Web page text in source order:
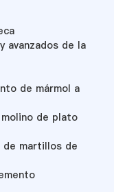
avanzados de la
de mármol a
de plato
de martillos de